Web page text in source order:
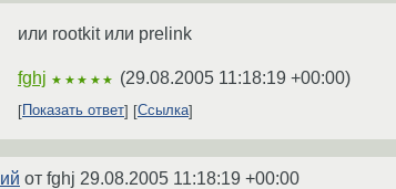
или rootkit или prelink
fghj ★★★★★ (29.08.2005 11:18:19 +00:00)
Показать ответ Ссылка
от fghj 29.08.2005 11:18:19 +00:00